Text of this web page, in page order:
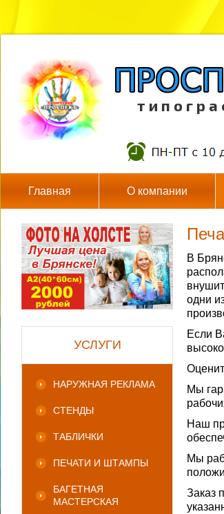
т и п о г р а
Главная О компании
УСЛУГИ
НАРУЖНАЯ РЕКЛАМА
СТЕНДЫ
ТАБЛИЧКИ
ПЕЧАТИ И ШТАМПЫ
БАГЕТНАЯ
МАСТЕРСКАЯ
В
одни
Если
Мы
Наш
Мы
Заказ